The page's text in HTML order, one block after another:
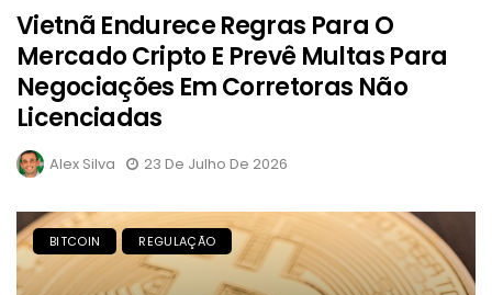
Vietnã Endurece Regras Para O
Mercado Cripto E Prevê Multas Para
Negociações Em Corretoras Não
Licenciadas
Alex Silva 23 De Julho De 2026
BITCOIN REGULAÇÃO